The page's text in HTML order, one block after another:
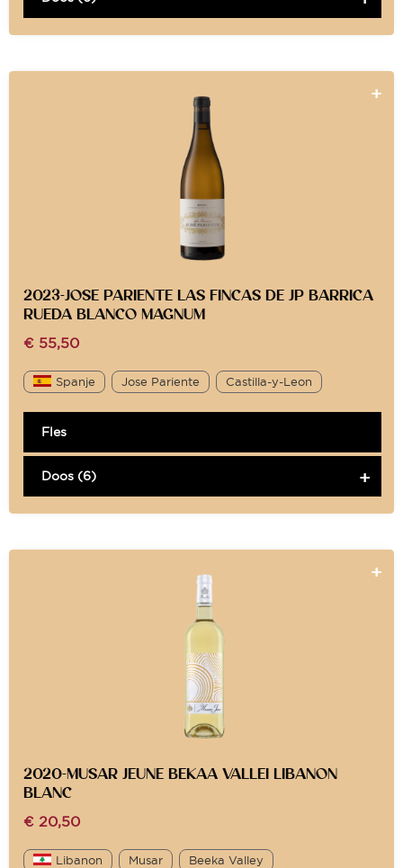
2023-JOSE PARIENTE LAS FINCAS DE JP BARRICA
RUEDA BLANCO MAGNUM
€ 55,50
Spanje Jose Pariente Castilla-y-Leon
Fles
Doos (6)
2020-MUSAR JEUNE BEKAA VALLEI LIBANON
BLANC
€ 20,50
Libanon Musar Beeka Valley